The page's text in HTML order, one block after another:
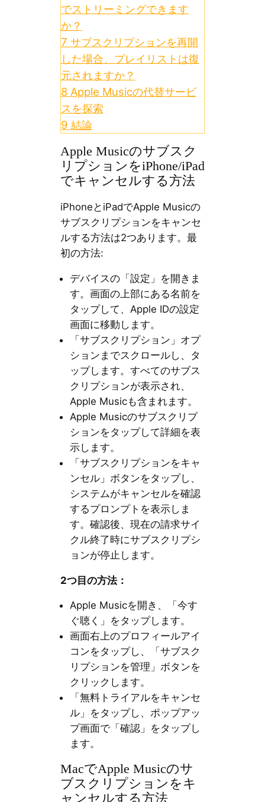
でストリーミングできます
か？
7 サブスクリプションを再開
した場合、プレイリストは復
元されますか？
8 Apple Musicの代替サービ
スを探索
9 結論
Apple Musicのサブスク
リプションをiPhone/iPad
でキャンセルする方法
iPhoneとiPadでApple Musicの
サブスクリプションをキャンセ
ルする方法は2つあります。最
初の方法:
デバイスの「設定」を開きま
す。画面の上部にある名前を
タップして、Apple IDの設定
画面に移動します。
「サブスクリプション」オプ
ションまでスクロールし、タ
ップします。すべてのサブス
クリプションが表示され、
Apple Musicも含まれます。
Apple Musicのサブスクリプ
ションをタップして詳細を表
示します。
「サブスクリプションをキャ
ンセル」ボタンをタップし、
システムがキャンセルを確認
するプロンプトを表示しま
す。確認後、現在の請求サイ
クル終了時にサブスクリプシ
ョンが停止します。
2つ目の方法：
Apple Musicを開き、「今す
ぐ聴く」をタップします。
画面右上のプロフィールアイ
コンをタップし、「サブスク
リプションを管理」ボタンを
クリックします。
「無料トライアルをキャンセ
ル」をタップし、ポップアッ
プ画面で「確認」をタップし
ます。
MacでApple Musicのサ
ブスクリプションをキ
ャンセルする方法